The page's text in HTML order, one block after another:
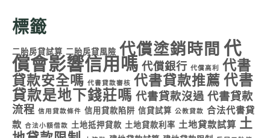
標籤
二胎房貸試算 二胎房貸風險 代償塗銷時間 代
償會影響信用嗎 代償銀行 代償高利
代書
貸款安全嗎 代書貸款審核 代書貸款推薦 代書
貸款是地下錢莊嗎 代書貸款沒過 代書貸款
流程 信用貸款條件 信用貸款陷阱 信貸試算 公教貸款 合法代書貸
款 合法小額借款 土地抵押貸款 土地貸款利率 土地貸款試算 土